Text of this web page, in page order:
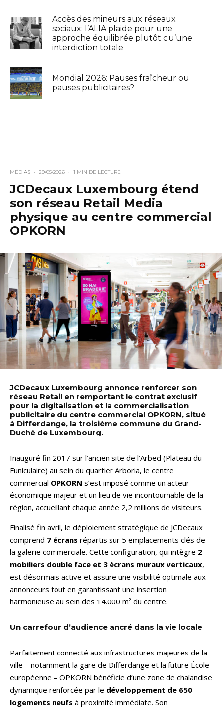
Accès des mineurs aux réseaux
sociaux: l’ALIA plaide pour une
approche équilibrée plutôt qu’une
interdiction totale
Mondial 2026: Pauses fraîcheur ou
pauses publicitaires?
MÉDIAS · 29/05/2026 · 1 MIN DE LECTURE
JCDecaux Luxembourg étend
son réseau Retail Media
physique au centre commercial
OPKORN
JCDecaux Luxembourg annonce renforcer son
réseau Retail en remportant le contrat exclusif
pour la digitalisation et la commercialisation
publicitaire du centre commercial OPKORN, situé
à Differdange, la troisième commune du Grand-
Duché de Luxembourg.
Inauguré fin 2017 sur l’ancien site de l’Arbed (Plateau du
Funiculaire) au sein du quartier Arboria, le centre
commercial OPKORN s’est imposé comme un acteur
économique majeur et un lieu de vie incontournable de la
région, accueillant chaque année 2,2 millions de visiteurs.
Finalisé fin avril, le déploiement stratégique de JCDecaux
comprend 7 écrans répartis sur 5 emplacements clés de
la galerie commerciale. Cette configuration, qui intègre 2
mobiliers double face et 3 écrans muraux verticaux,
est désormais active et assure une visibilité optimale aux
annonceurs tout en garantissant une insertion
harmonieuse au sein des 14.000 m² du centre.
Un carrefour d’audience ancré dans la vie locale
Parfaitement connecté aux infrastructures majeures de la
ville – notamment la gare de Differdange et la future École
européenne – OPKORN bénéficie d’une zone de chalandise
dynamique renforcée par le développement de 650
logements neufs à proximité immédiate. Son